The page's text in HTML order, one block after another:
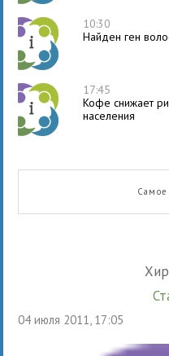
10:30
Найден ген
17:45
Кофе снижает
населения
Самое
04 июля 2011, 17:05